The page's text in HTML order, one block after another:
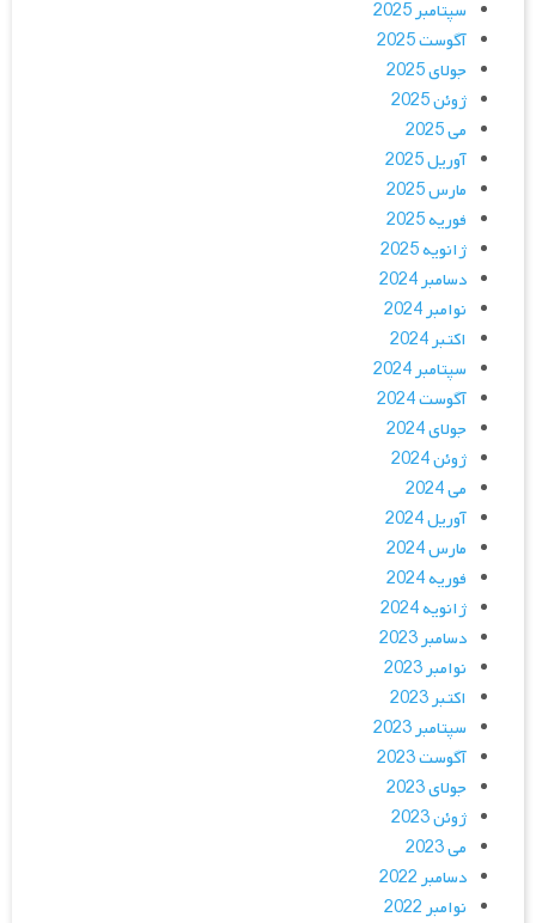
سپتامبر 2025
آگوست 2025
جولای 2025
ژوئن 2025
می 2025
آوریل 2025
مارس 2025
فوریه 2025
ژانویه 2025
دسامبر 2024
نوامبر 2024
اکتبر 2024
سپتامبر 2024
آگوست 2024
جولای 2024
ژوئن 2024
می 2024
آوریل 2024
مارس 2024
فوریه 2024
ژانویه 2024
دسامبر 2023
نوامبر 2023
اکتبر 2023
سپتامبر 2023
آگوست 2023
جولای 2023
ژوئن 2023
می 2023
دسامبر 2022
نوامبر 2022